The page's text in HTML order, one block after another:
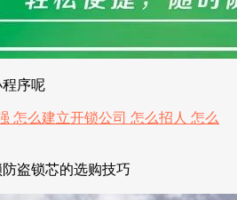
序呢
盗锁芯的选购技巧